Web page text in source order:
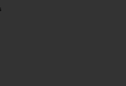
CURTO COM DECOTE CANOA